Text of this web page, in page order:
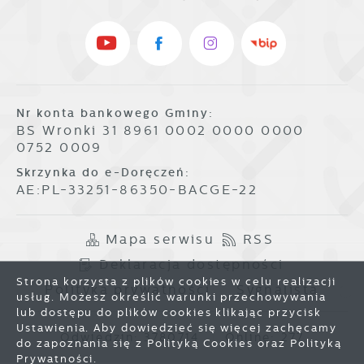
Nr konta bankowego Gminy:
BS Wronki 31 8961 0002 0000 0000
0752 0009
Skrzynka do e-Doręczeń:
AE:PL-33251-86350-BACGE-22
Mapa serwisu
RSS
Deklaracja dostępności
Polityka prywatności
Sygnalista
Odwiedzin: 3780714 Online: 277
Strona korzysta z plików cookies w celu realizacji
usług. Możesz określić warunki przechowywania
lub dostępu do plików cookies klikając przycisk
Ustawienia. Aby dowiedzieć się więcej zachęcamy
do zapoznania się z Polityką Cookies oraz Polityką
Prywatności.